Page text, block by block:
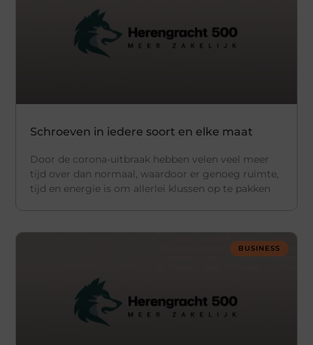
Schroeven in iedere soort en elke maat
Door de corona-uitbraak hebben velen veel meer
tijd over dan normaal, waardoor er genoeg ruimte,
tijd en energie is om allerlei klussen op te pakken
BUSINESS